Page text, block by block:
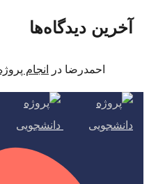
آخرین دیدگاه‌ها
احمدرضا در انجام